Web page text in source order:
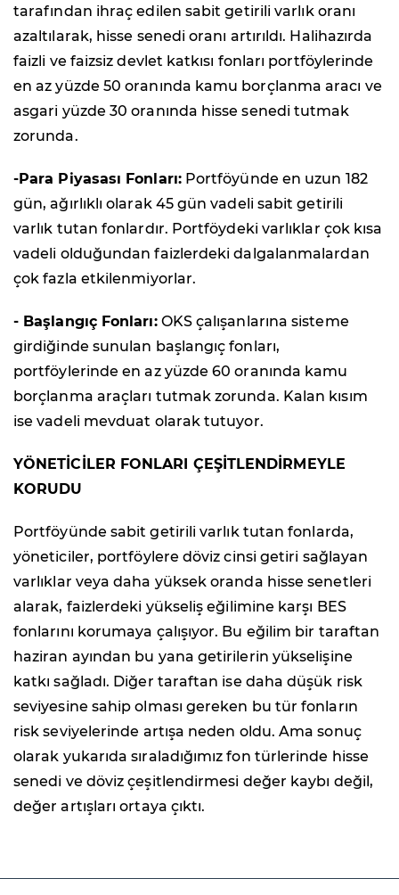
tarafından ihraç edilen sabit getirili varlık oranı
azaltılarak, hisse senedi oranı artırıldı. Halihazırda
faizli ve faizsiz devlet katkısı fonları portföylerinde
en az yüzde 50 oranında kamu borçlanma aracı ve
asgari yüzde 30 oranında hisse senedi tutmak
zorunda.
-Para Piyasası Fonları:Portföyünde en uzun 182
gün, ağırlıklı olarak 45 gün vadeli sabit getirili
varlık tutan fonlardır. Portföydeki varlıklar çok kısa
vadeli olduğundan faizlerdeki dalgalanmalardan
çok fazla etkilenmiyorlar.
- Başlangıç Fonları:OKS çalışanlarına sisteme
girdiğinde sunulan başlangıç fonları,
portföylerinde en az yüzde 60 oranında kamu
borçlanma araçları tutmak zorunda. Kalan kısım
ise vadeli mevduat olarak tutuyor.
YÖNETİCİLER FONLARI ÇEŞİTLENDİRMEYLE
KORUDU
Portföyünde sabit getirili varlık tutan fonlarda,
yöneticiler, portföylere döviz cinsi getiri sağlayan
varlıklar veya daha yüksek oranda hisse senetleri
alarak, faizlerdeki yükseliş eğilimine karşı BES
fonlarını korumaya çalışıyor. Bu eğilim bir taraftan
haziran ayından bu yana getirilerin yükselişine
katkı sağladı. Diğer taraftan ise daha düşük risk
seviyesine sahip olması gereken bu tür fonların
risk seviyelerinde artışa neden oldu. Ama sonuç
olarak yukarıda sıraladığımız fon türlerinde hisse
senedi ve döviz çeşitlendirmesi değer kaybı değil,
değer artışları ortaya çıktı.